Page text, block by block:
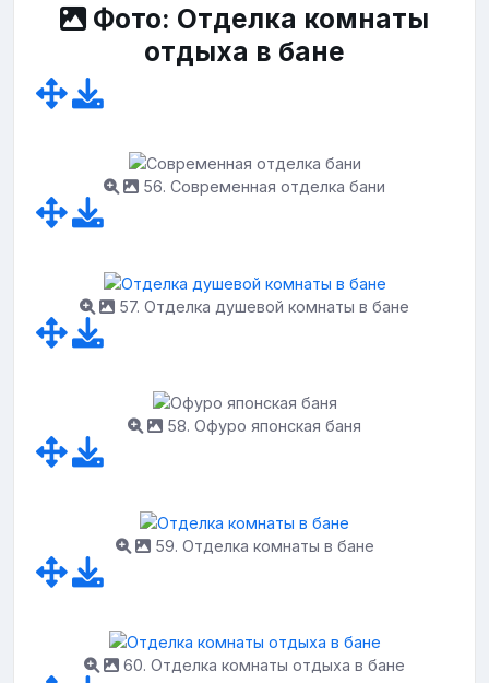
Фото: Отделка комнаты
отдыха в бане
56. Современная отделка бани
57. Отделка душевой комнаты в бане
58. Офуро японская баня
59. Отделка комнаты в бане
60. Отделка комнаты отдыха в бане